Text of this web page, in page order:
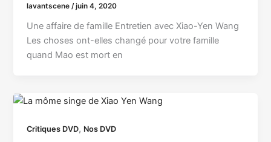
lavantscene/juin 4, 2020
Une affaire de famille Entretien avec Xiao-Yen Wang
Les choses ont-elles changé pour votre famille
quand Mao est mort en
Critiques DVD, Nos DVD